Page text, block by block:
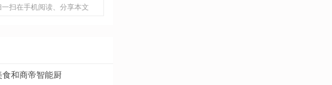
一扫在手机阅读、分享本文
食和商帝智能厨